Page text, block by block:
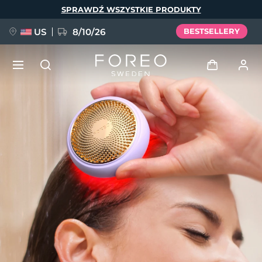
SPRAWDŹ WSZYSTKIE PRODUKTY
US 8/10/26 BESTSELLERY
Zaloguj
Profil użytkownika
Moje urządzenia
Moje zamówienia
Moje adresy
Moje subskrypcje
FAQ™ Pure Beauty-Tech Elixir
BREAKING NEWS
issa™ Teeth Whitening Set
Deutsch
Español
Français
Italiano
Português
Polski
Svenska
Русский
Türkçe
简体中文 繁體中文